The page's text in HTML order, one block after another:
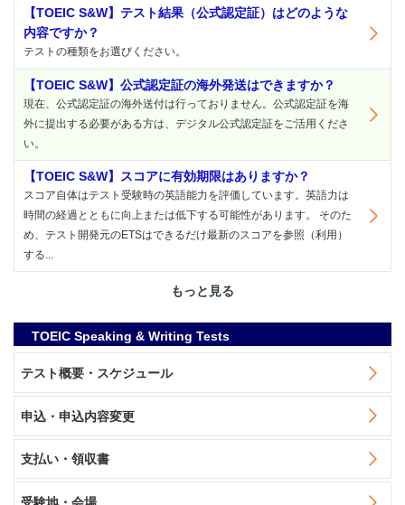
【TOEIC S&W】テスト結果（公式認定証）はどのような
内容ですか？
テストの種類をお選びください。
【TOEIC S&W】公式認定証の海外発送はできますか？
現在、公式認定証の海外送付は行っておりません。公式認定証を海
外に提出する必要がある方は、デジタル公式認定証をご活用くださ
い。
【TOEIC S&W】スコアに有効期限はありますか？
スコア自体はテスト受験時の英語能力を評価しています。英語力は
時間の経過とともに向上または低下する可能性があります。 そのた
め、テスト開発元のETSはできるだけ最新のスコアを参照（利用）
する...
もっと見る
TOEIC Speaking & Writing Tests
テスト概要・スケジュール
申込・申込内容変更
支払い・領収書